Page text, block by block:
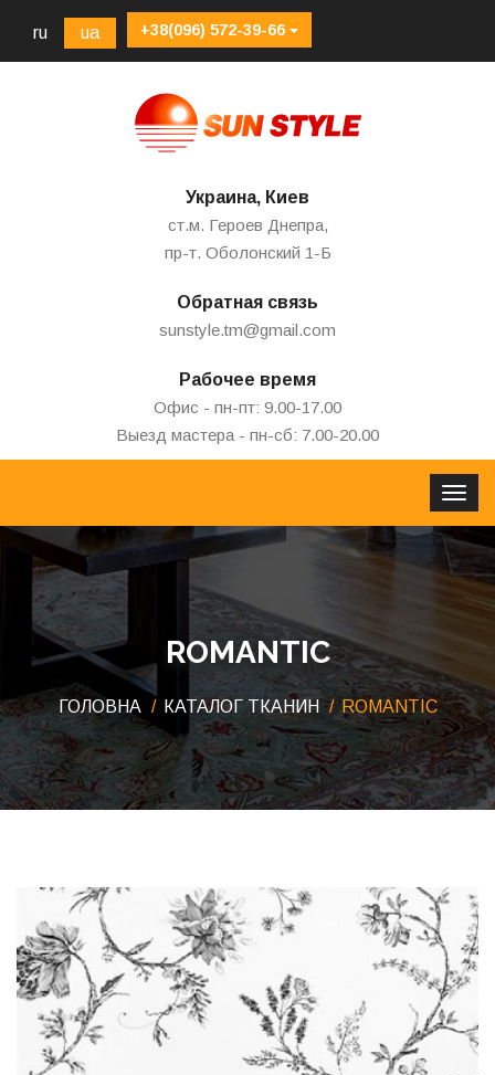
ru ua +38(096) 572-39-66
Украина, Киев
ст.м. Героев Днепра,
пр-т. Оболонский 1-Б
Обратная связь
sunstyle.tm@gmail.com
Рабочее время
Офис - пн-пт: 9.00-17.00
Выезд мастера - пн-сб: 7.00-20.00
Close
ROMANTIC
ГОЛОВНА КАТАЛОГ ТКАНИН ROMANTIC